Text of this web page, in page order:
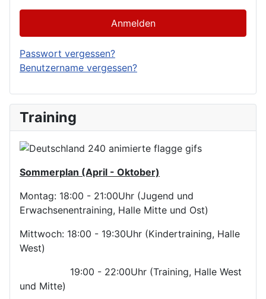
Anmelden
Passwort vergessen?
Benutzername vergessen?
Training
Sommerplan (April - Oktober)
Montag: 18:00 - 21:00Uhr (Jugend und
Erwachsenentraining, Halle Mitte und Ost)
Mittwoch: 18:00 - 19:30Uhr (Kindertraining, Halle
West)
19:00 - 22:00Uhr (Training, Halle West
und Mitte)